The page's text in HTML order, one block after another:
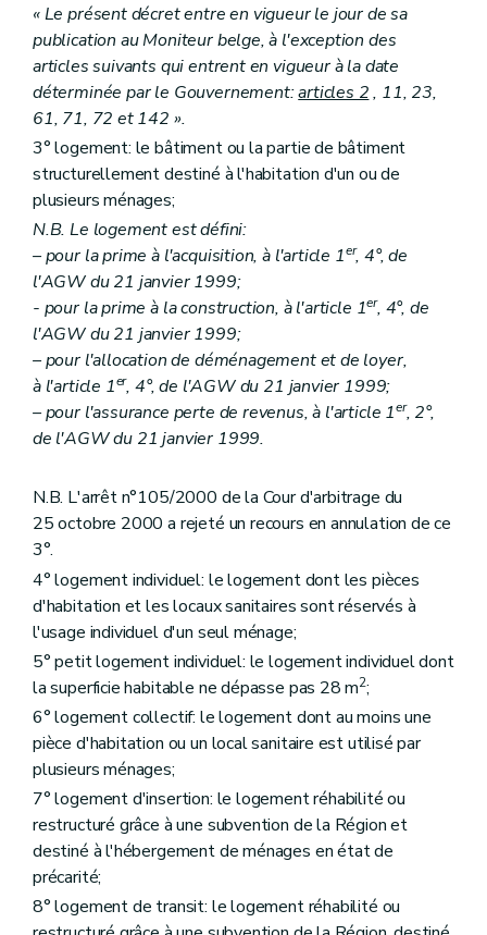
Art. 35
Art. 36
Art. 37
Art. 38
Sous-section 3 De la procédure
Art. 39
Art. 40 et 41
Art. 42
Art. 43
Section 2
Sous-section première
Art. 44
Art. 45
Art. 46
Sous-section 2 Des conditions d'octroi et du calcul des aides
Art. 47
Art. 48
Art. 49
Art. 50
Sous-section 3 De la procédure
Art. 51
Art. 52
Chapitre IV Des aides aux sociétés de logement de service public
Section première
Des aides au logement
Sous-section première Des catégories d'aide
Art. 55
Art. 56
Art. 57
Art. 58
Art. 59
Art. 59 bis
Sous-section 2 Des conditions d'octroi et du calcul des aides
Art. 60
Art. 61
Art. 62
Art. 63
Sous-section 3 De la procédure
Art. 64
Art. 65
Art. 66
Art. 68
Section 2 Des aides à l'équipement
« Le présent décret entre en vigueur le jour de sa
publication au Moniteur belge, à l'exception des
articles suivants qui entrent en vigueur à la date
déterminée par le Gouvernement:articles 2, 11, 23,
61, 71, 72 et 142 ».
3° logement: le bâtiment ou la partie de bâtiment
structurellement destiné à l'habitation d'un ou de
plusieurs ménages;
N.B. Le logement est défini:
– pour la prime à l'acquisition, à l'article 1er, 4°, de
l'AGW du 21 janvier 1999;
- pour la prime à la construction, à l'article 1er, 4°, de
l'AGW du 21 janvier 1999;
– pour l'allocation de déménagement et de loyer,
à l'article 1er, 4°, de l'AGW du 21 janvier 1999;
– pour l'assurance perte de revenus, à l'article 1er, 2°,
de l'AGW du 21 janvier 1999.
N.B. L'arrêt n°105/2000 de la Cour d'arbitrage du
25 octobre 2000 a rejeté un recours en annulation de ce
3°.
4° logement individuel: le logement dont les pièces
d'habitation et les locaux sanitaires sont réservés à
l'usage individuel d'un seul ménage;
5° petit logement individuel: le logement individuel dont
la superficie habitable ne dépasse pas 28 m2;
6° logement collectif: le logement dont au moins une
pièce d'habitation ou un local sanitaire est utilisé par
plusieurs ménages;
7° logement d'insertion: le logement réhabilité ou
restructuré grâce à une subvention de la Région et
destiné à l'hébergement de ménages en état de
précarité;
8° logement de transit: le logement réhabilité ou